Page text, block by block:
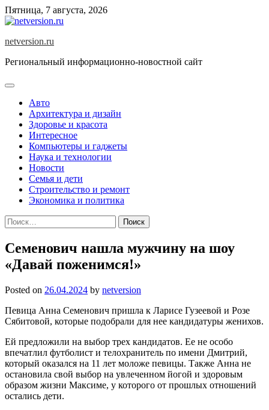
Skip
to
Пятница, 7 августа, 2026
netversion.ru
Региональный информационно-новостной сайт
Авто
Архитектура и дизайн
Здоровье и красота
Интересное
Компьютеры и гаджеты
Наука и технологии
Новости
Семья и дети
Строительство и ремонт
Экономика и политика
Найти:
Семенович нашла мужчину на шоу
«Давай поженимся!»
Posted on 26.04.2024 by netversion
Певица Анна Семенович пришла к Ларисе Гузеевой и Розе
Сябитовой, которые подобрали для нее кандидатуры женихов.
Ей предложили на выбор трех кандидатов. Ее не особо
впечатлил футболист и телохранитель по имени Дмитрий,
который оказался на 11 лет моложе певицы. Также Анна не
остановила свой выбор на увлеченном йогой и здоровым
образом жизни Максиме, у которого от прошлых отношений
остались дети.